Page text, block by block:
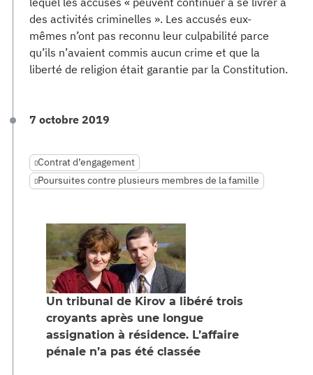
des activités criminelles ». Les accusés eux-
mêmes n’ont pas reconnu leur culpabilité parce
qu’ils n’avaient commis aucun crime et que la
liberté de religion était garantie par la Constitution.
7 octobre 2019
Contrat d’engagement
Poursuites contre plusieurs membres de la famille
Un tribunal de Kirov a libéré trois
croyants après une longue
assignation à résidence. L’affaire
pénale n’a pas été classée